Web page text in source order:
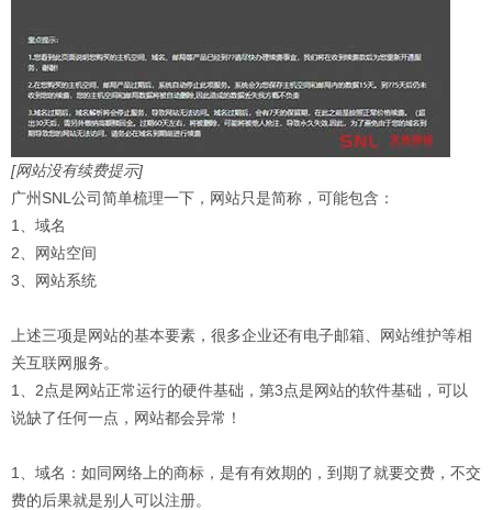
[网站没有续费提示]
广州SNL公司简单梳理一下，网站只是简称，可能包含：
1、域名
2、网站空间
3、网站系统
上述三项是网站的基本要素，很多企业还有电子邮箱、网站维护等相
关互联网服务。
1、2点是网站正常运行的硬件基础，第3点是网站的软件基础，可以
说缺了任何一点，网站都会异常！
1、域名：如同网络上的商标，是有有效期的，到期了就要交费，不交
费的后果就是别人可以注册。